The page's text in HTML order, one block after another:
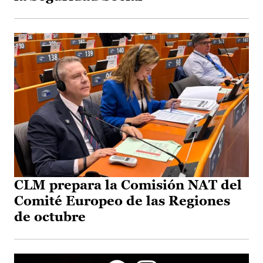
CLM prepara la Comisión NAT del
Comité Europeo de las Regiones
de octubre